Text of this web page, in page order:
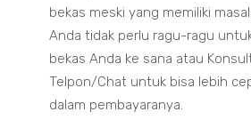
bekas meski yang memiliki
Anda tidak perlu ragu-ragu
bekas Anda ke sana atau
Telpon/Chat untuk bisa lebih
dalam pembayaranya.